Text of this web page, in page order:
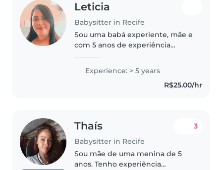
Leticia
Babysitter in Recife
Sou uma babá experiente, mãe e
com 5 anos de experiência
pré-escolar, escolar e
adolescentes. Falo português e
hebraico. Tenho formação
Experience: > 5 years
R$25.00/hr
Thaís
Babysitter in Recife
3
Sou mãe de uma menina de 5
anos. Tenho experiência